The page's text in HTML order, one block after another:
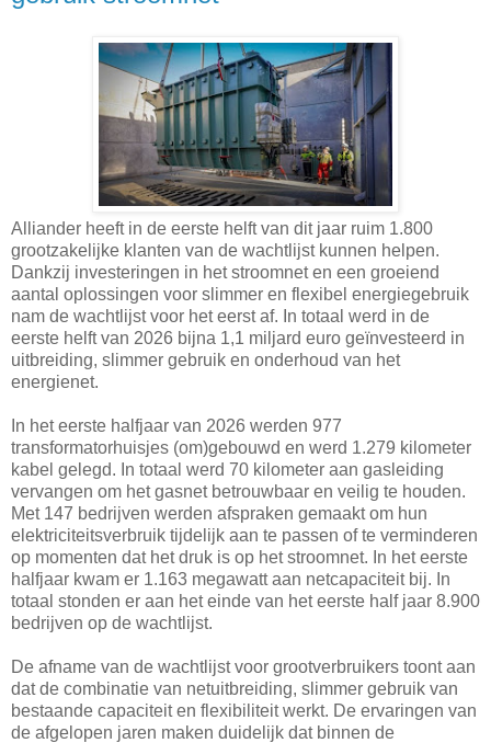
Alliander heeft in de eerste helft van dit jaar ruim 1.800
grootzakelijke klanten van de wachtlijst kunnen helpen.
Dankzij investeringen in het stroomnet en een groeiend
aantal oplossingen voor slimmer en flexibel energiegebruik
nam de wachtlijst voor het eerst af. In totaal werd in de
eerste helft van 2026 bijna 1,1 miljard euro geïnvesteerd in
uitbreiding, slimmer gebruik en onderhoud van het
energienet.
In het eerste halfjaar van 2026 werden 977
transformatorhuisjes (om)gebouwd en werd 1.279 kilometer
kabel gelegd. In totaal werd 70 kilometer aan gasleiding
vervangen om het gasnet betrouwbaar en veilig te houden.
Met 147 bedrijven werden afspraken gemaakt om hun
elektriciteitsverbruik tijdelijk aan te passen of te verminderen
op momenten dat het druk is op het stroomnet. In het eerste
halfjaar kwam er 1.163 megawatt aan netcapaciteit bij. In
totaal stonden er aan het einde van het eerste half jaar 8.900
bedrijven op de wachtlijst.
De afname van de wachtlijst voor grootverbruikers toont aan
dat de combinatie van netuitbreiding, slimmer gebruik van
bestaande capaciteit en flexibiliteit werkt. De ervaringen van
de afgelopen jaren maken duidelijk dat binnen de